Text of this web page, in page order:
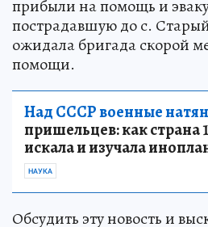
Спасатели Госкомитета РБ
прибыли на помощь и
пострадавшую до с.
ожидала бригада скорой
помощи.
Над СССР военные
пришельцев: как страна
искала и изучала